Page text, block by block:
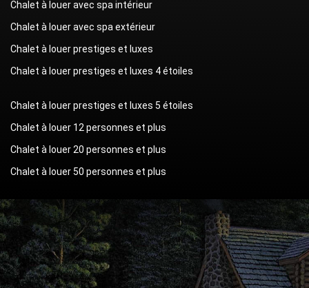
Chalet à louer avec spa intérieur
Chalet à louer avec spa extérieur
Chalet à louer prestiges et luxes
Chalet à louer prestiges et luxes 4 étoiles
Chalet à louer prestiges et luxes 5 étoiles
Chalet à louer 12 personnes et plus
Chalet à louer 20 personnes et plus
Chalet à louer 50 personnes et plus